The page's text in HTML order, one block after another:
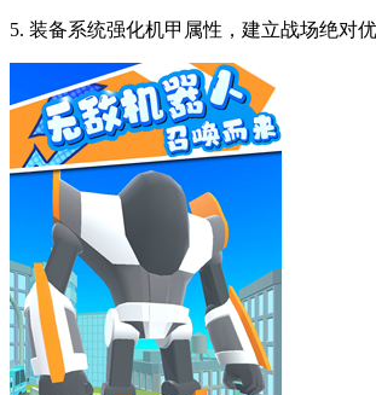
5. 装备系统强化机甲属性，建立战场绝对